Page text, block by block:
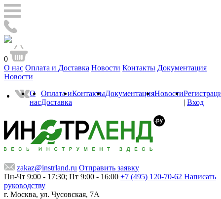
0
О нас Оплата и Доставка Новости Контакты Документация
Новости
О
нас
Оплата и
Доставка
КонтактыДокументацияНовости
| Вход
zakaz@instrland.ru Отправить заявку
Пн-Чт 9:00 - 17:30; Пт 9:00 - 16:00 +7 (495) 120-70-62 Написать
руководству
г. Москва, ул. Чусовская, 7А